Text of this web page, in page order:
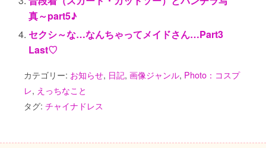
k
真～part5♪
セクシ～な…なんちゃってメイドさん…Part3
Last♡
カテゴリー: お知らせ, 日記, 画像ジャンル, Photo：コスプ
レ, えっちなこと
タグ: チャイナドレス